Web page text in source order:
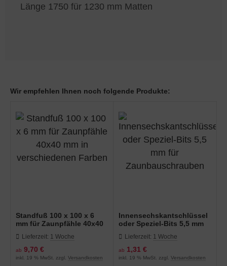
Länge 1750 für 1230 mm Matten
Wir empfehlen Ihnen noch folgende Produkte:
Standfuß 100 x 100 x 6
mm für Zaunpfähle 40x40
Farben
Lieferzeit: 1 Woche
ab 9,70 €
inkl. 19 % MwSt. zzgl. Versandkosten
Innensechskantschlüssel
oder Speziel-Bits 5,5 mm
Lieferzeit: 1 Woche
ab 1,31 €
inkl. 19 % MwSt. zzgl. Versandkosten